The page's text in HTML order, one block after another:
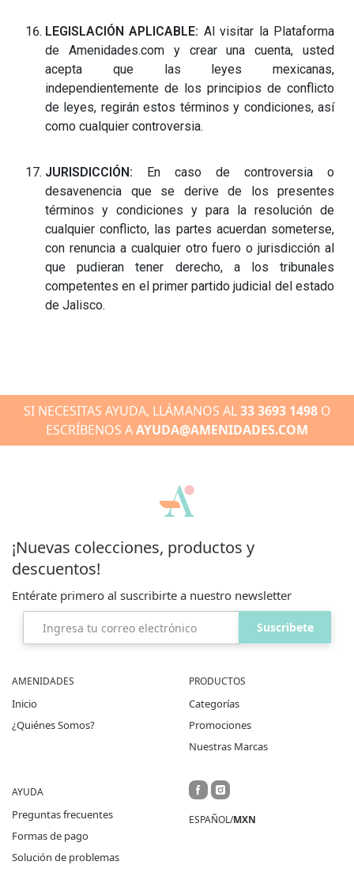
LEGISLACIÓN APLICABLE: Al visitar la Plataforma
de Amenidades.com y crear una cuenta, usted
acepta que las leyes mexicanas,
independientemente de los principios de conflicto
de leyes, regirán estos términos y condiciones, así
como cualquier controversia.
JURISDICCIÓN: En caso de controversia o
desavenencia que se derive de los presentes
términos y condiciones y para la resolución de
cualquier conflicto, las partes acuerdan someterse,
con renuncia a cualquier otro fuero o jurisdicción al
que pudieran tener derecho, a los tribunales
competentes en el primer partido judicial del estado
de Jalisco.
SI NECESITAS AYUDA, LLÁMANOS AL33 3693 1498O
ESCRÍBENOS AAYUDA@AMENIDADES.COM
¡Nuevas colecciones, productos y
descuentos!
Entérate primero al suscribirte a nuestro newsletter
Suscribete
AMENIDADES
Inicio
¿Quiénes Somos?
PRODUCTOS
Categorías
Promociones
Nuestras Marcas
AYUDA
Preguntas frecuentes
Formas de pago
Solución de problemas
ESPAÑOL/MXN